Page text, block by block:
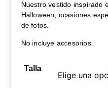
Nuestro vestido inspirado
Halloween, ocasiones
de fotos.
No incluye accesorios.
Talla